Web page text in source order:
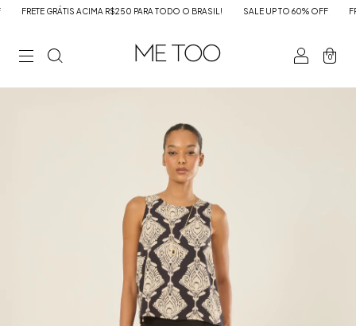
FRETE GRÁTIS ACIMA R$250 PARA TODO O BRASIL! SALE UP TO 60% OFF
0